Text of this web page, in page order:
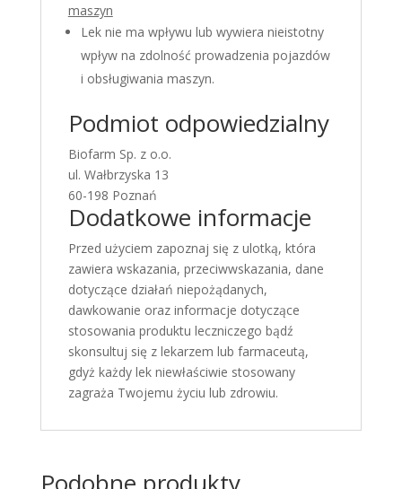
maszyn
Lek nie ma wpływu lub wywiera nieistotny
wpływ na zdolność prowadzenia pojazdów
i obsługiwania maszyn.
Podmiot odpowiedzialny
Biofarm Sp. z o.o.
ul. Wałbrzyska 13
60-198 Poznań
Dodatkowe informacje
Przed użyciem zapoznaj się z ulotką, która
zawiera wskazania, przeciwwskazania, dane
dotyczące działań niepożądanych,
dawkowanie oraz informacje dotyczące
stosowania produktu leczniczego bądź
skonsultuj się z lekarzem lub farmaceutą,
gdyż każdy lek niewłaściwie stosowany
zagraża Twojemu życiu lub zdrowiu.